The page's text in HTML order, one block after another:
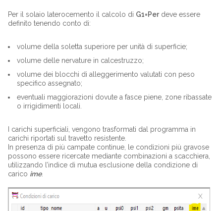
Per il solaio laterocemento il calcolo di G1=Perdeve essere
definito tenendo conto di:
volume della soletta superiore per unità di superficie;
volume delle nervature in calcestruzzo;
volume dei blocchi di alleggerimento valutati con peso
specifico assegnato;
eventuali maggiorazioni dovute a fasce piene, zone ribassate
o irrigidimenti locali.
I carichi superficiali, vengono trasformati dal programma in
carichi riportati sul travetto resistente.
In presenza di più campate continue, le condizioni più gravose
possono essere ricercate mediante combinazioni a scacchiera,
utilizzando l’indice di mutua esclusione della condizione di
carico ime.